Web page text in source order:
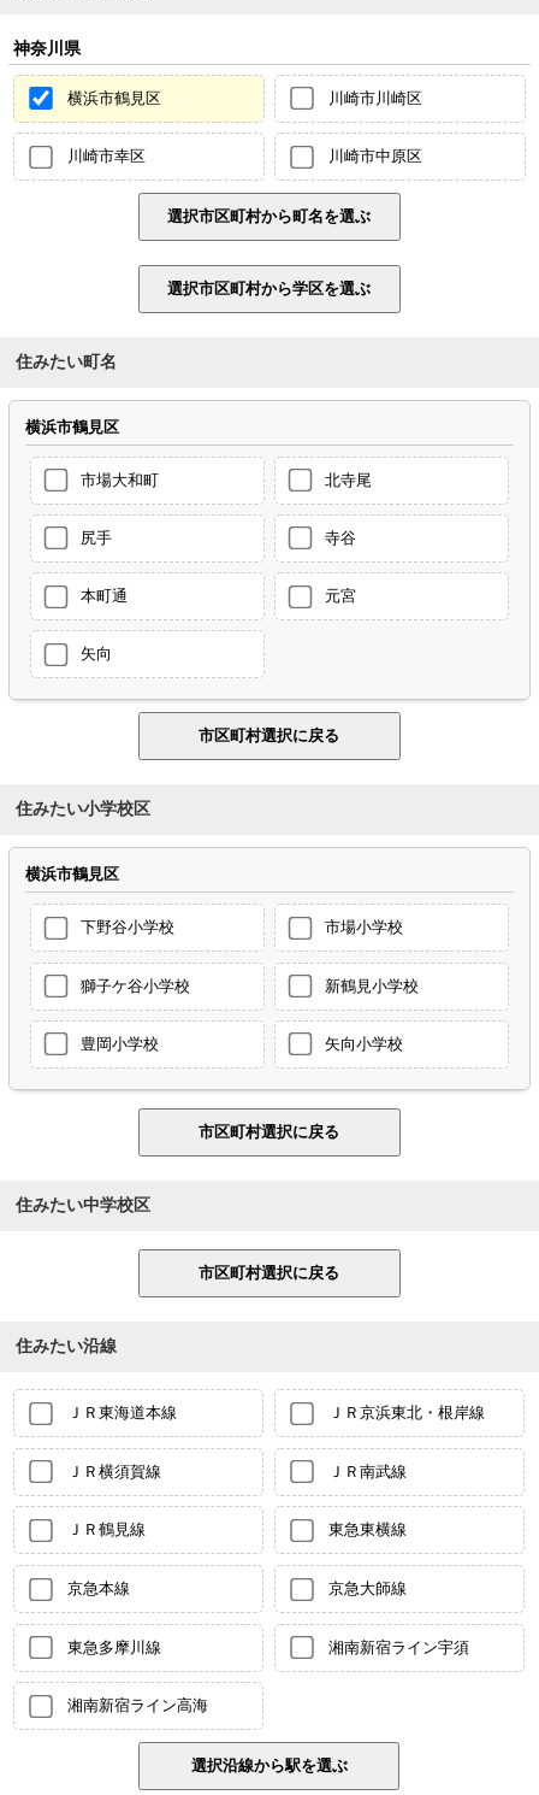
神奈川県
横浜市鶴見区 川崎市川崎区
川崎市幸区 川崎市中原区
住みたい町名
横浜市鶴見区
市場大和町 北寺尾
尻手 寺谷
本町通 元宮
矢向
住みたい小学校区
横浜市鶴見区
下野谷小学校 市場小学校
獅子ケ谷小学校 新鶴見小学校
豊岡小学校 矢向小学校
住みたい中学校区
住みたい沿線
ＪＲ東海道本線 ＪＲ京浜東北・根岸線
ＪＲ横須賀線 ＪＲ南武線
ＪＲ鶴見線 東急東横線
京急本線 京急大師線
東急多摩川線 湘南新宿ライン宇須
湘南新宿ライン高海